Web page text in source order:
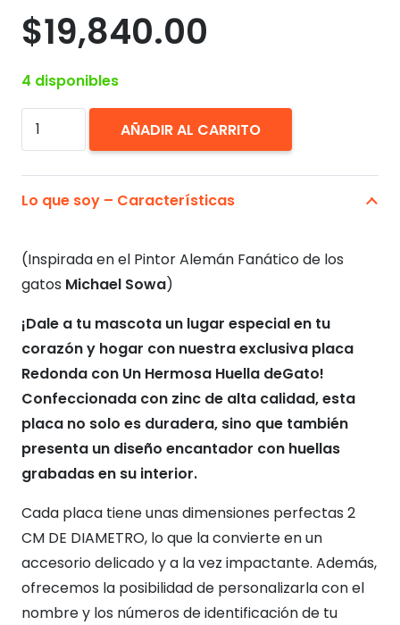
$19,840.00
4 disponibles
Placa
Identificación
Gatos.
cantidad
AÑADIR AL CARRITO
Lo que soy – Características
(Inspirada en el Pintor Alemán Fanático de los
gatos Michael Sowa)
¡Dale a tu mascota un lugar especial en tu
corazón y hogar con nuestra exclusiva placa
Redonda con Un Hermosa Huella deGato!
Confeccionada con zinc de alta calidad, esta
placa no solo es duradera, sino que también
presenta un diseño encantador con huellas
grabadas en su interior.
Cada placa tiene unas dimensiones perfectas 2
CM DE DIAMETRO, lo que la convierte en un
accesorio delicado y a la vez impactante. Además,
ofrecemos la posibilidad de personalizarla con el
nombre y los números de identificación de tu